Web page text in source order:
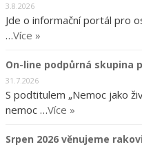
3.8.2026
Jde o informační portál pro
…Více »
On-line podpůrná skupina
31.7.2026
S podtitulem „Nemoc jako
nemoc …Více »
Srpen 2026 věnujeme